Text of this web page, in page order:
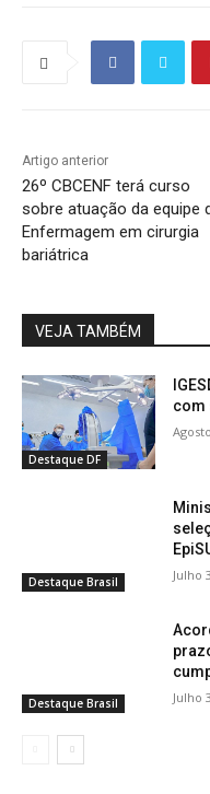
Artigo anterior
26º CBCENF terá curso
sobre atuação da equipe
Enfermagem em cirurgia
bariátrica
VEJA TAMBÉM
Destaque DF
com
Destaque Brasil Julho
Destaque Brasil Julho